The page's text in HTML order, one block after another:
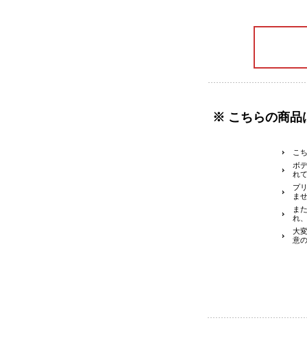
※ こちらの商品
こ
ボ
れ
プ
ま
ま
れ
大
意